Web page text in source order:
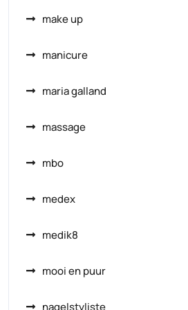
make up
manicure
maria galland
massage
mbo
medex
medik8
mooi en puur
nagelstyliste